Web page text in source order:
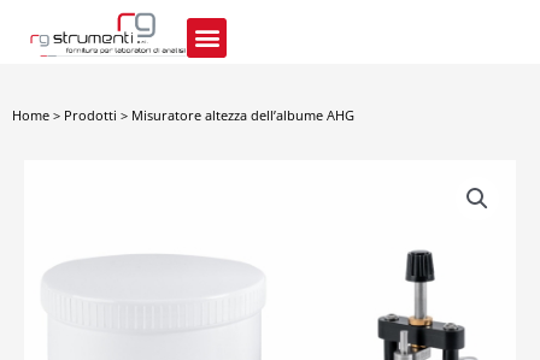
contenuto
Home > Prodotti > Misuratore altezza dell’albume AHG